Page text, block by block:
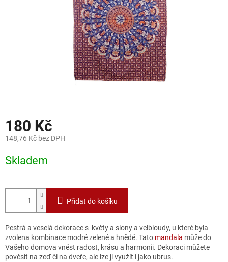
180 Kč
148,76 Kč bez DPH
cena:
Skladem
Přidat do košíku
Pestrá a veselá dekorace s květy a slony a velbloudy, u které byla
zvolena kombinace modré zelené a hnědé. Tato mandala může do
Vašeho domova vnést radost, krásu a harmonii. Dekoraci můžete
pověsit na zeď či na dveře, ale lze ji využít i jako ubrus.